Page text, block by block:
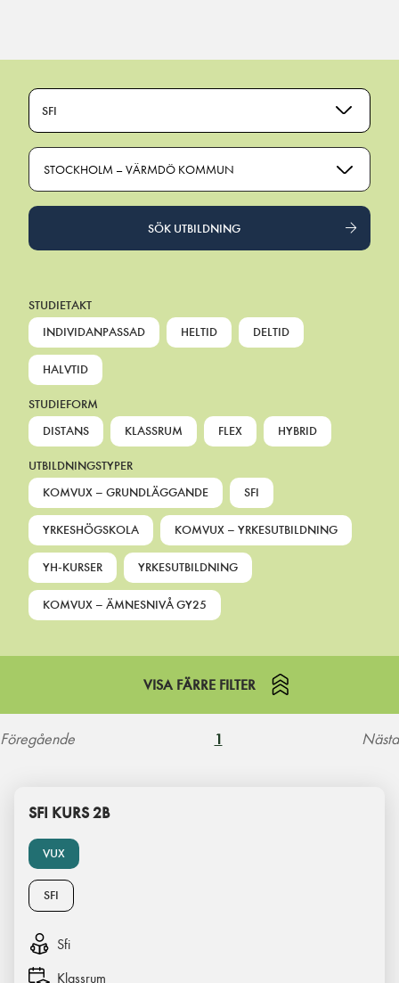
SFI
STOCKHOLM – VÄRMDÖ KOMMUN
SÖK UTBILDNING
STUDIETAKT
INDIVIDANPASSAD
HELTID DELTID
HALVTID
STUDIEFORM
DISTANS
KLASSRUM FLEX HYBRID
UTBILDNINGSTYPER
KOMVUX – GRUNDLÄGGANDE
SFI
YRKESHÖGSKOLA KOMVUX – YRKESUTBILDNING
YH-KURSER YRKESUTBILDNING
KOMVUX – ÄMNESNIVÅ GY25
VISA FÄRRE FILTER
Föregående 1 Nästa
VUX
SFI KURS 2B
SFI
Sfi
Klassrum